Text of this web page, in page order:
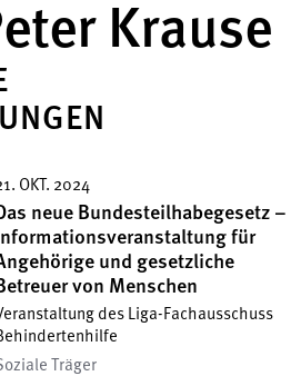
Krause
OKT. 2024
neue Bundesteilhabegesetz –
für
und gesetzliche
von Menschen
des Liga-Fachausschuss
Träger